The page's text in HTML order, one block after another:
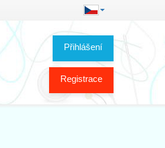
Přihlášení
Registrace